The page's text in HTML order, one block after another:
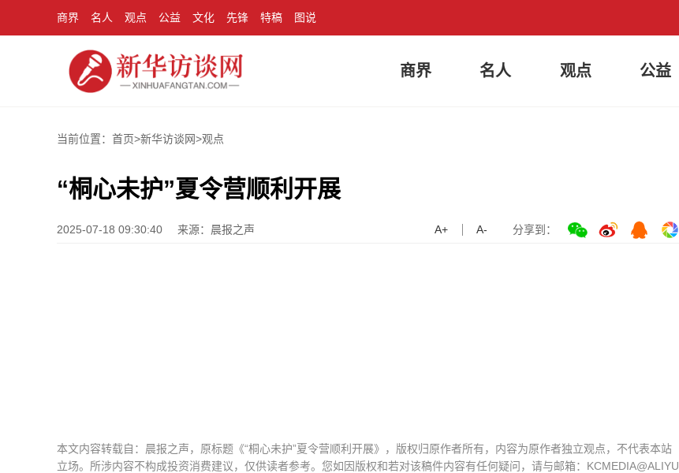
商界 名人 观点 公益 文化 先锋 特稿 图说
商界 名人 观点 公益
当前位置：首页>新华访谈网>观点
“桐心未护”夏令营顺利开展
2025-07-18 09:30:40 来源：晨报之声 分享到：
A+ A-
本文内容转载自：晨报之声，原标题《“桐心未护”夏令营顺利开展》，版权归原作者所有，内容为原作者独立观点，不代表本站
立场。所涉内容不构成投资消费建议，仅供读者参考。您如因版权和若对该稿件内容有任何疑问，请与邮箱：KCMEDIA@ALIYU